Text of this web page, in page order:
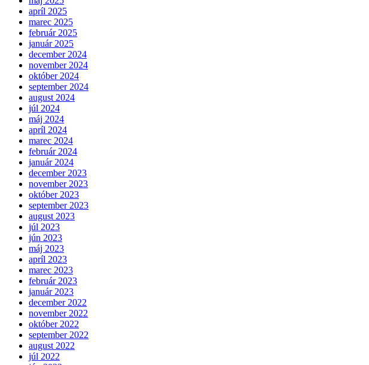
apríl 2025
marec 2025
február 2025
január 2025
december 2024
november 2024
október 2024
september 2024
august 2024
júl 2024
máj 2024
apríl 2024
marec 2024
február 2024
január 2024
december 2023
november 2023
október 2023
september 2023
august 2023
júl 2023
jún 2023
máj 2023
apríl 2023
marec 2023
február 2023
január 2023
december 2022
november 2022
október 2022
september 2022
august 2022
júl 2022